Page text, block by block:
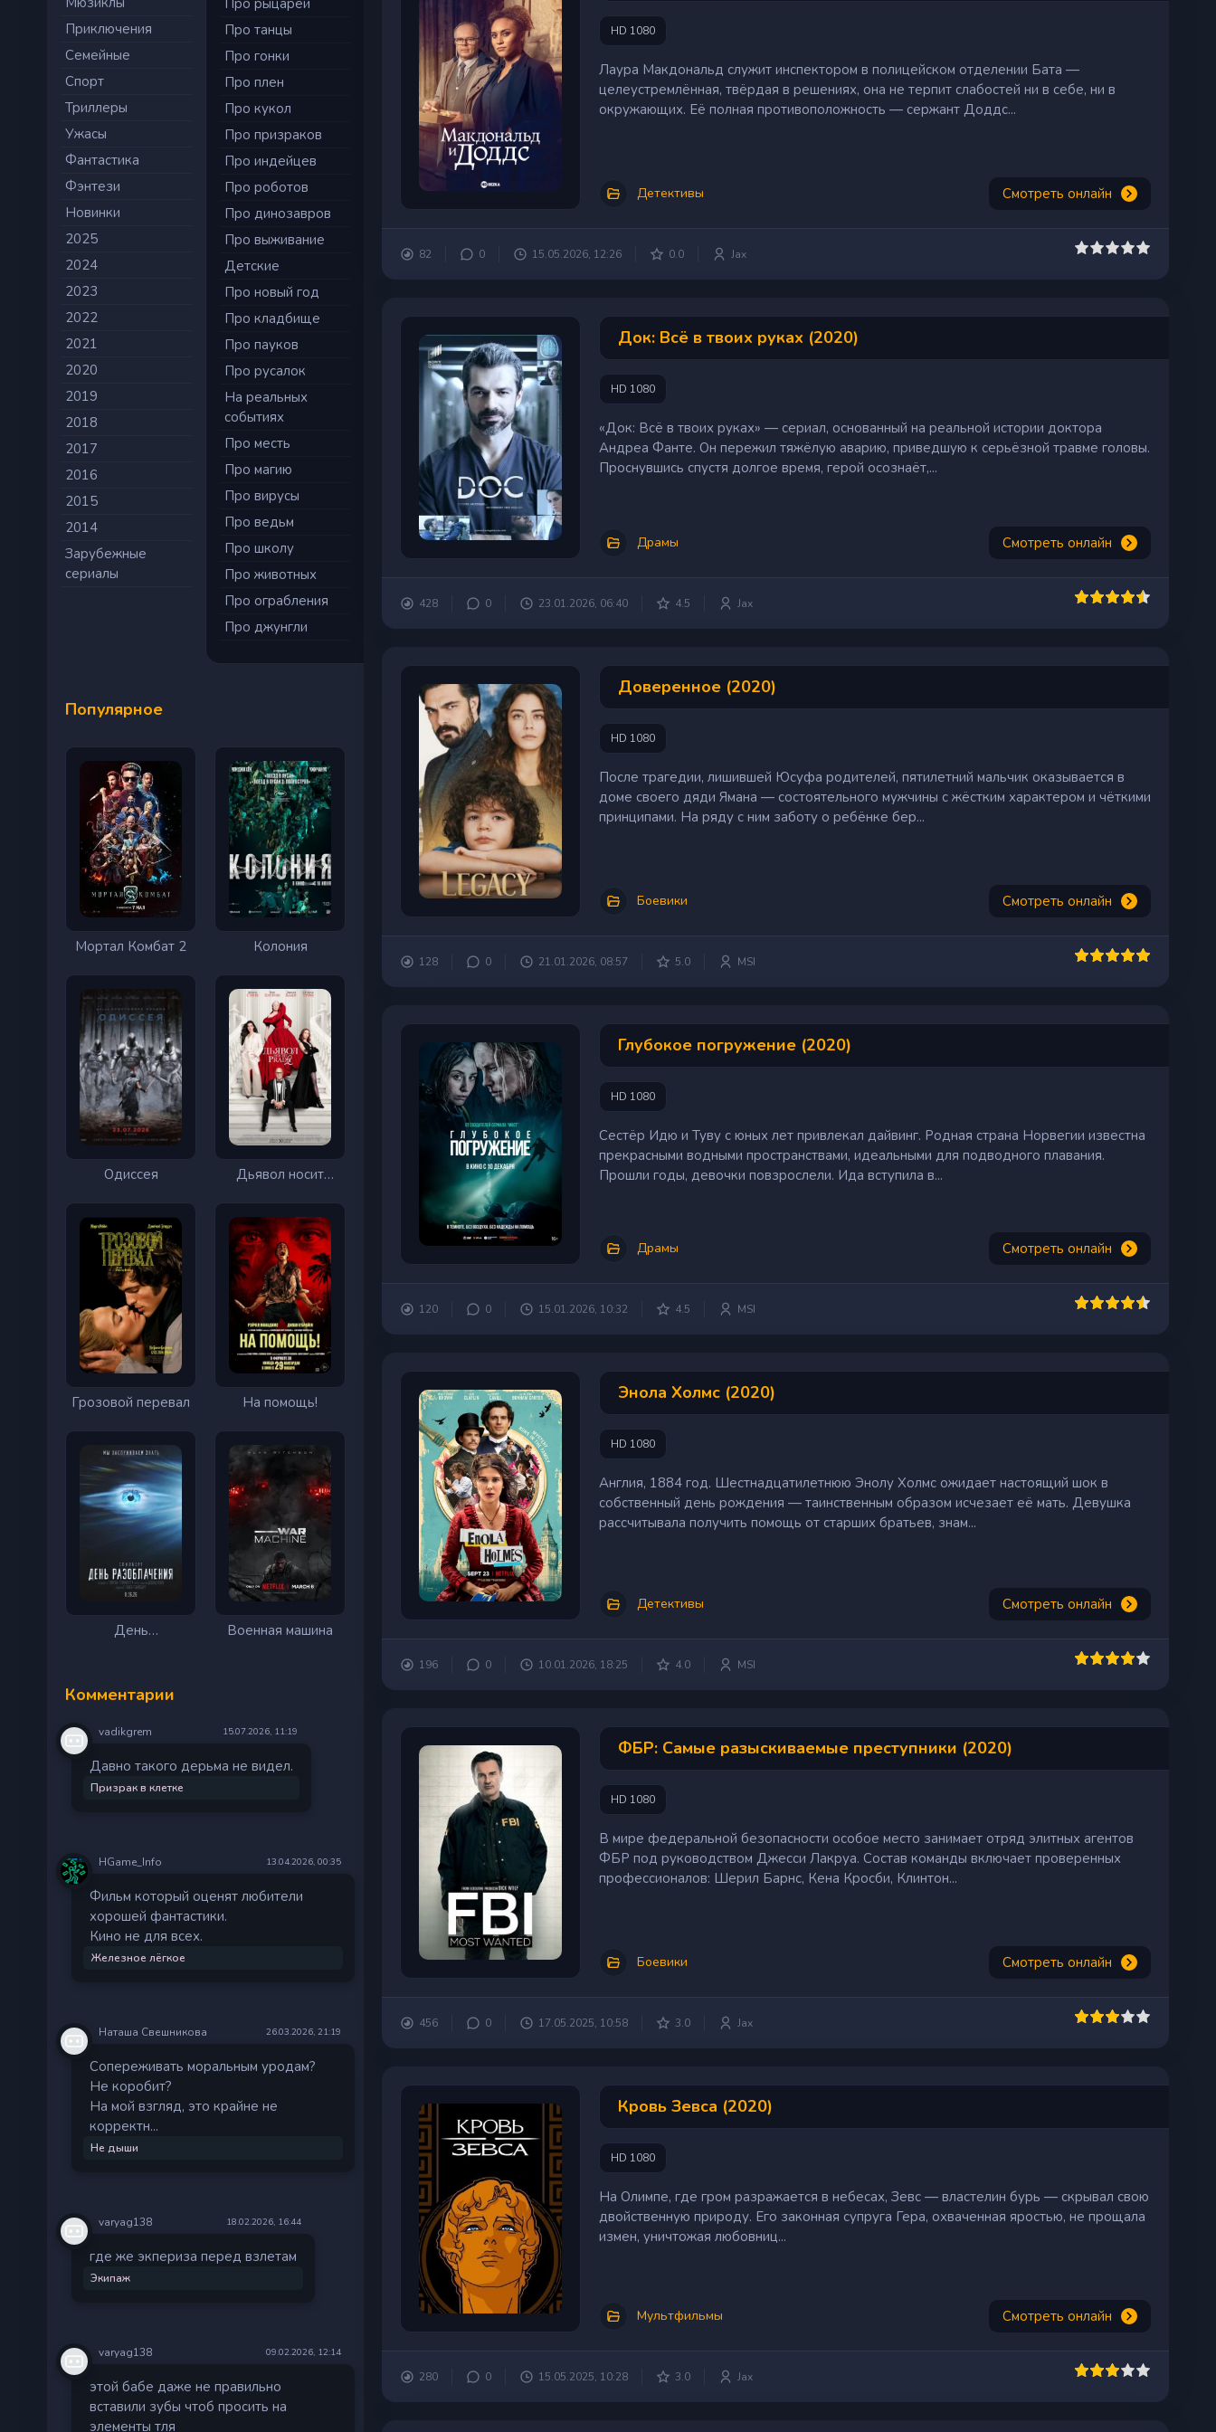
Приключения
Семейные
Cпорт
Триллеры
Ужасы
Фантастика
Фэнтези
Новинки
2025
2024
2023
2022
2021
2020
2019
2018
2017
2016
2015
2014
Зарубежные
сериалы
Про рыцарей
Про танцы
Про гонки
Про плен
Про кукол
Про призраков
Про индейцев
Про роботов
Про динозавров
Про выживание
Детские
Про новый год
Про кладбище
Про пауков
Про русалок
На реальных
событиях
Про месть
Про магию
Про вирусы
Про ведьм
Про школу
Про животных
Про ограбления
Про джунгли
Популярное
Мортал Комбат 2 Колония
Одиссея
Дьявол носит
Грозовой перевал На помощь!
День
Военная машина
Комментарии
vadikgrem 15.07.2026, 11:19
Давно такого дерьма не видел.
Призрак в клетке
HGame_Info 13.04.2026, 00:35
Фильм который оценят любители
хорошей фантастики.
Кино не для всех.
Железное лёгкое
Наташа Свешникова 26.03.2026, 21:19
Сопереживать моральным уродам?
Не коробит?
На мой взгляд, это крайне не
корректн...
Не дыши
varyag138 18.02.2026, 16:44
где же экпериза перед взлетам
Экипаж
varyag138 09.02.2026, 12:14
этой бабе даже не правильно
вставили зубы чтоб просить на
элементы тля
HD 1080
Лаура Макдональд служит инспектором в полицейском отделении Бата —
целеустремлённая, твёрдая в решениях, она не терпит слабостей ни в себе, ни в
окружающих. Её полная противоположность — сержант Доддс...
Детективы Смотреть онлайн
82 0 15.05.2026, 12:26 0.0 Jax
Док: Всё в твоих руках (2020)
HD 1080
«Док: Всё в твоих руках» — сериал, основанный на реальной истории доктора
Андреа Фанте. Он пережил тяжёлую аварию, приведшую к серьёзной травме головы.
Проснувшись спустя долгое время, герой осознаёт,...
Драмы Смотреть онлайн
428 0 23.01.2026, 06:40 4.5 Jax
Доверенное (2020)
HD 1080
После трагедии, лишившей Юсуфа родителей, пятилетний мальчик оказывается в
доме своего дяди Ямана — состоятельного мужчины с жёстким характером и чёткими
принципами. На ряду с ним заботу о ребёнке бер...
Боевики Смотреть онлайн
128 0 21.01.2026, 08:57 5.0 MSI
Глубокое погружение (2020)
HD 1080
Сестёр Идю и Туву с юных лет привлекал дайвинг. Родная страна Норвегии известна
прекрасными водными пространствами, идеальными для подводного плавания.
Прошли годы, девочки повзрослели. Ида вступила в...
Драмы Смотреть онлайн
120 0 15.01.2026, 10:32 4.5 MSI
Энола Холмс (2020)
HD 1080
Англия, 1884 год. Шестнадцатилетнюю Энолу Холмс ожидает настоящий шок в
собственный день рождения — таинственным образом исчезает её мать. Девушка
рассчитывала получить помощь от старших братьев, знам...
Детективы Смотреть онлайн
196 0 10.01.2026, 18:25 4.0 MSI
ФБР: Самые разыскиваемые преступники (2020)
HD 1080
В мире федеральной безопасности особое место занимает отряд элитных агентов
ФБР под руководством Джесси Лакруа. Состав команды включает проверенных
профессионалов: Шерил Барнс, Кена Кросби, Клинтон...
Боевики Смотреть онлайн
456 0 17.05.2025, 10:58 3.0 Jax
Кровь Зевса (2020)
HD 1080
На Олимпе, где гром разражается в небесах, Зевс — властелин бурь — скрывал свою
двойственную природу. Его законная супруга Гера, охваченная яростью, не прощала
измен, уничтожая любовниц...
Мультфильмы Смотреть онлайн
280 0 15.05.2025, 10:28 3.0 Jax